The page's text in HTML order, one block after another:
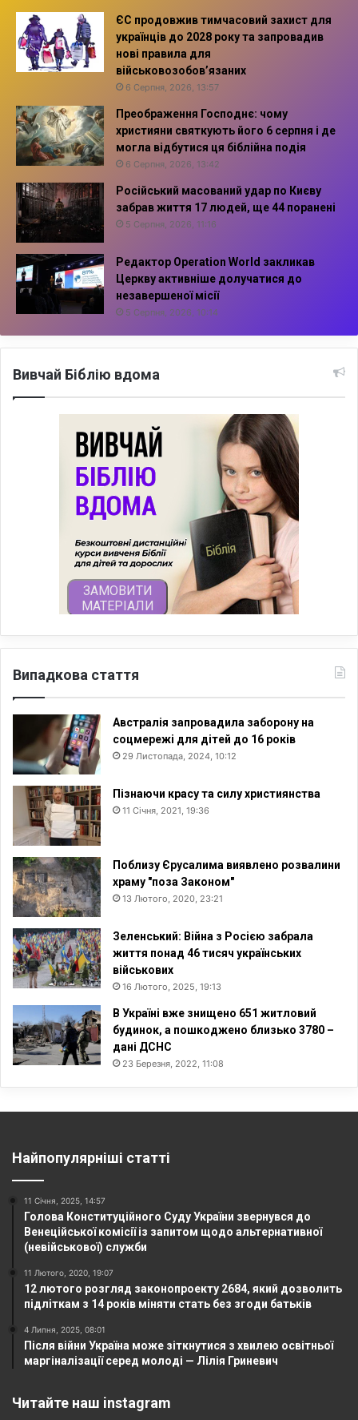
ЄС продовжив тимчасовий захист для
українців до 2028 року та запровадив
нові правила для
військовозобов’язаних
6 Серпня, 2026, 13:57
Преображення Господнє: чому
християни святкують його 6 серпня і де
могла відбутися ця біблійна подія
6 Серпня, 2026, 13:42
Російський масований удар по Києву
забрав життя 17 людей, ще 44 поранені
5 Серпня, 2026, 11:16
Редактор Operation World закликав
Церкву активніше долучатися до
незавершеної місії
5 Серпня, 2026, 10:14
Вивчай Біблію вдома
Випадкова стаття
Австралія запровадила заборону на
соцмережі для дітей до 16 років
29 Листопада, 2024, 10:12
Пізнаючи красу та силу християнства
11 Січня, 2021, 19:36
Поблизу Єрусалима виявлено розвалини
храму "поза Законом"
13 Лютого, 2020, 23:21
Зеленський: Війна з Росією забрала
життя понад 46 тисяч українських
військових
16 Лютого, 2025, 19:13
В Україні вже знищено 651 житловий
будинок, а пошкоджено близько 3780 –
дані ДСНС
23 Березня, 2022, 11:08
Найпопулярніші статті
11 Січня, 2025, 14:57
Голова Конституційного Суду України звернувся до
Венеційської комісії із запитом щодо альтернативної
(невійськової) служби
11 Лютого, 2020, 19:07
12 лютого розгляд законопроекту 2684, який дозволить
підліткам з 14 років міняти стать без згоди батьків
4 Липня, 2025, 08:01
Після війни Україна може зіткнутися з хвилею освітньої
маргіналізації серед молоді — Лілія Гриневич
Читайте наш instagram